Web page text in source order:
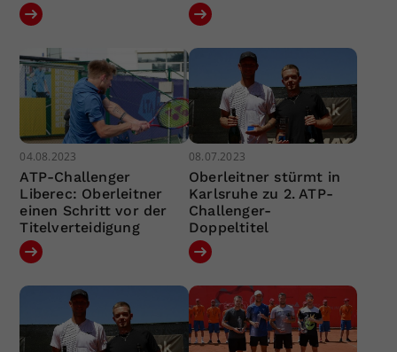
04.08.2023
ATP-Challenger
Liberec: Oberleitner
einen Schritt vor der
Titelverteidigung
08.07.2023
Oberleitner stürmt in
Karlsruhe zu 2. ATP-
Challenger-
Doppeltitel